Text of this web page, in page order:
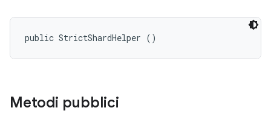
public StrictShardHelper ()
Metodi pubblici